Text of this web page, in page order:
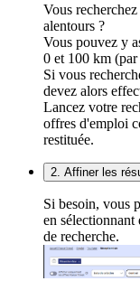
Vous
alentours ?
Vous pouvez y
0 et 100 km
Si vous
devez alors
Lancez votre
offres d'emploi
restituée.
2. Affiner les
Si besoin, vous
en sélectionnant
de recherche.